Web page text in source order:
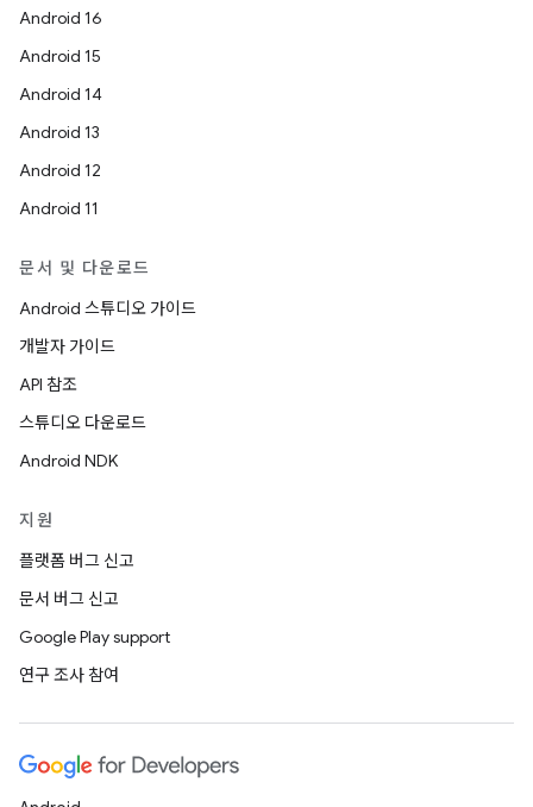
Android 16
Android 15
Android 14
Android 13
Android 12
Android 11
문서 및 다운로드
Android 스튜디오 가이드
개발자 가이드
API 참조
스튜디오 다운로드
Android NDK
지원
플랫폼 버그 신고
문서 버그 신고
Google Play support
연구 조사 참여